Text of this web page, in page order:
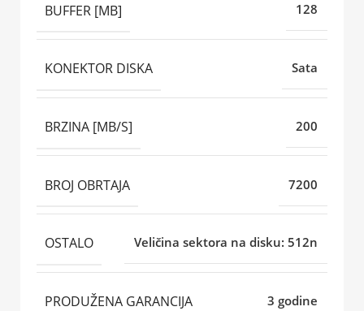
BUFFER [MB] 128
KONEKTOR DISKA Sata
BRZINA [MB/S] 200
BROJ OBRTAJA 7200
OSTALO Veličina sektora na disku: 512n
PRODUŽENA GARANCIJA 3 godine